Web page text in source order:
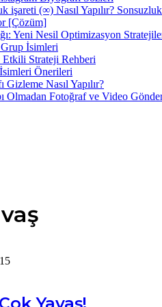
işareti (∞) Nasıl Yapılır?
[Çözüm]
Yeni Nesil Optimizasyon
İsimleri
Etkili Strateji Rehberi
Önerileri
Nasıl Yapılır?
Olmadan Fotoğraf ve Video